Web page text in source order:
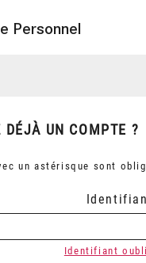
Personnel
DÉJÀ UN COMPTE ?
un astérisque sont
Identifiant